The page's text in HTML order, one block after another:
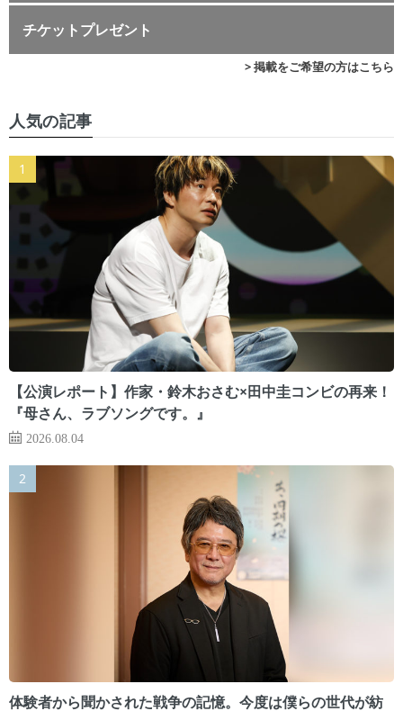
チケットプレゼント
> 掲載をご希望の方はこちら
人気の記事
【公演レポート】作家・鈴木おさむ×田中圭コンビの再来！
『母さん、ラブソングです。』
2026.08.04
体験者から聞かされた戦争の記憶。今度は僕らの世代が紡